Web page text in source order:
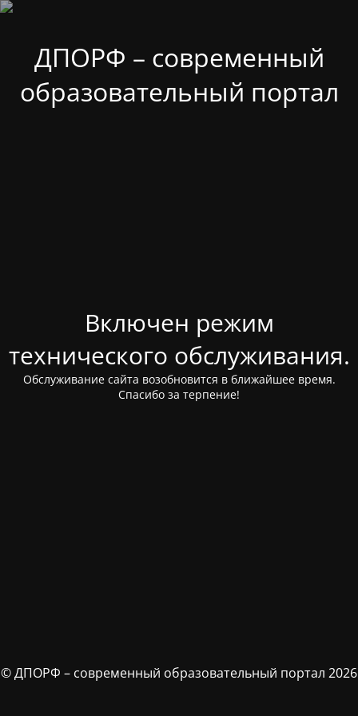
ДПОРФ – современный
образовательный портал
Включен режим
технического обслуживания.
Обслуживание сайта возобновится в ближайшее время.
Спасибо за терпение!
© ДПОРФ – современный образовательный портал 2026